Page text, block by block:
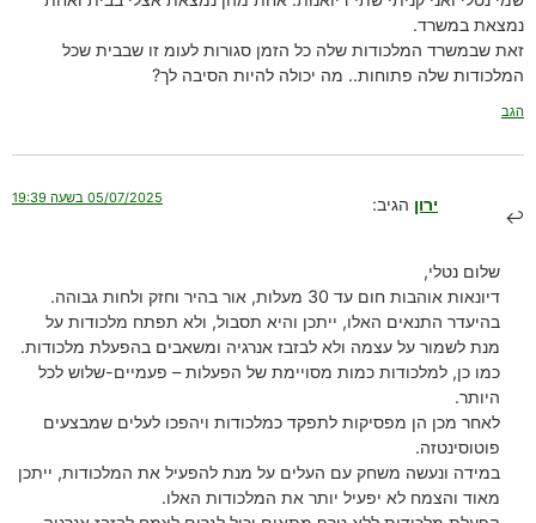
נמצאת במשרד.
זאת שבמשרד המלכודות שלה כל הזמן סגורות לעומ זו שבבית שכל
המלכודות שלה פתוחות.. מה יכולה להיות הסיבה לך?
הגב
ירון הגיב: 05/07/2025 בשעה 19:39
שלום נטלי,
דיונאות אוהבות חום עד 30 מעלות, אור בהיר וחזק ולחות גבוהה.
בהיעדר התנאים האלו, ייתכן והיא תסבול, ולא תפתח מלכודות על
מנת לשמור על עצמה ולא לבזבז אנרגיה ומשאבים בהפעלת מלכודות.
כמו כן, למלכודות כמות מסויימת של הפעלות – פעמיים-שלוש לכל
היותר.
לאחר מכן הן מפסיקות לתפקד כמלכודות ויהפכו לעלים שמבצעים
פוטוסינטזה.
במידה ונעשה משחק עם העלים על מנת להפעיל את המלכודות, ייתכן
מאוד והצמח לא יפעיל יותר את המלכודות האלו.